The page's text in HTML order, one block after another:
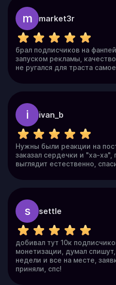
m market3r
брал подписчиков на
запуском рекламы,
не ругался для траста
i ivan_b
Нужны были реакции на
заказал сердечки и "ха-
выглядит естественно,
s settle
добивал тут 10к
монетизации, думал
недели и все на месте,
приняли, спс!